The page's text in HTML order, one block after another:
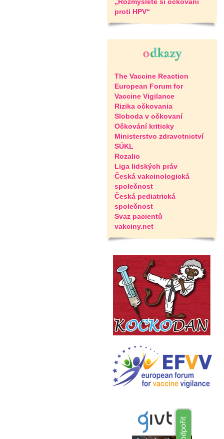
proti HPV“
The Vaccine Reaction
European Forum for
Vaccine Vigilance
Rizika očkovania
Sloboda v očkovaní
Očkování kriticky
Ministerstvo zdravotnictví
SÚKL
Rozalio
Liga lidských práv
Česká vakcinologická
společnost
Česká pediatrická
společnost
Svaz pacientů
vakciny.net